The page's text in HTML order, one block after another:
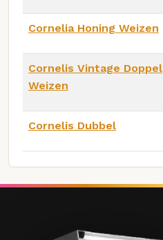
Cornelia Honing Weizen
Cornelis Vintage Doppel
Weizen
Cornelis Dubbel